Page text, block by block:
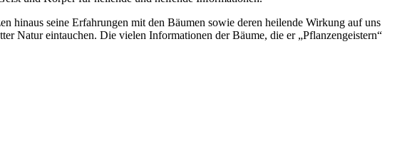
hinaus seine Erfahrungen mit den Bäumen sowie deren heilende Wirkung auf uns
Natur eintauchen. Die vielen ­Informationen der Bäume, die er „Pflanzen­geistern“